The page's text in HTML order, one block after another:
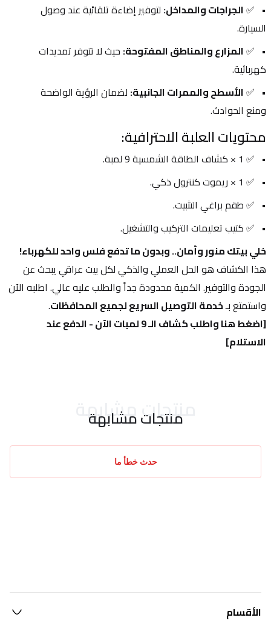
✅ الجراجات والمداخل:
السيارة.
✅ المزارع والمناطق المفتوحة:
كهربائية.
✅ الأسطح والممرات الجانبية:
ومنع الحوادث.
محتويات العلبة الاحترافية:
✅ 1 × كشاف الطاقة الشمسية 9 لمبة.
✅ 1 × ريموت كنترول ذكي.
✅ طقم براغي التثبيت.
✅ كتيب تعليمات التركيب والتشغيل.
خلي بيتك منور وأمان.. وبدون ما تدفع فلس واحد للكهرباء!
واستمتع بـ خدمة التوصيل السريع لجميع المحافظات.
الاستلام]
منتجات مشابهة
منتجات مشابهة
حدث خطأ ما
الأقسام